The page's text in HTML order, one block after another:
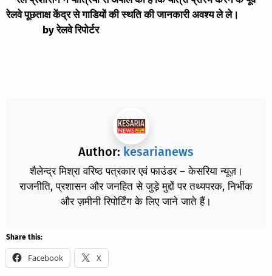
रेलवे पूछताक्ष केंद्र से गाडियों की स्थति की जानकारी अवश्य ले ले।
by रेलवे रिपोर्टर
Author: kesarianews
शैलेन्द्र मिश्रा वरिष्ठ पत्रकार एवं फाउंडर – केसरिया न्यूज़।
राजनीति, प्रशासन और जनहित से जुड़े मुद्दों पर तथ्यपरक, निर्भीक
और ज़मीनी रिपोर्टिंग के लिए जाने जाते हैं।
Share this:
Facebook X